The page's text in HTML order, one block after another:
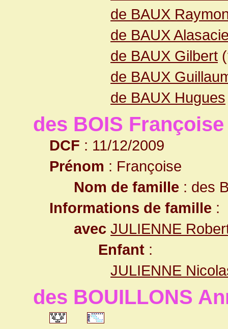
de BAUX
de BAUX
de BAUX Gilbert
de BAUX
de BAUX Hugues
des BOIS Françoise
DCF : 11/12/2009
Prénom : Françoise
Nom de famille : des
Informations de famille :
avec JULIENNE
Enfant :
JULIENNE
des BOUILLONS